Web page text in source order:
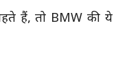
हैं, तो BMW की ये